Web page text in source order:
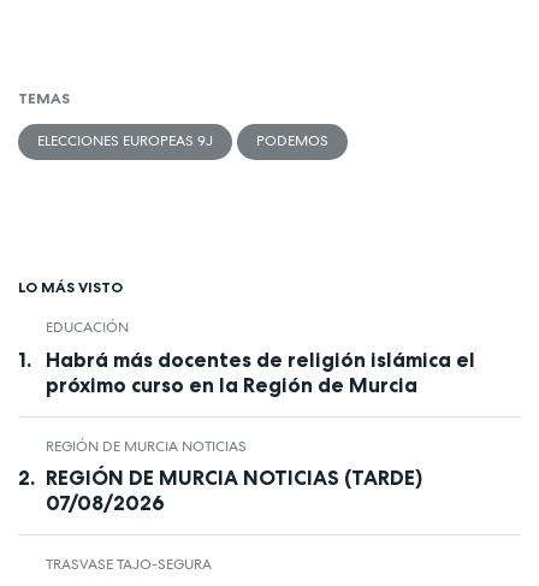
TEMAS
ELECCIONES EUROPEAS 9J PODEMOS
LO MÁS VISTO
EDUCACIÓN
Habrá más docentes de religión islámica el
próximo curso en la Región de Murcia
REGIÓN DE MURCIA NOTICIAS
REGIÓN DE MURCIA NOTICIAS (TARDE)
07/08/2026
TRASVASE TAJO-SEGURA